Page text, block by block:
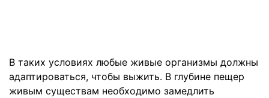
В таких условиях любые живые организмы должны
адаптироваться, чтобы выжить. В глубине пещер
живым существам необходимо замедлить